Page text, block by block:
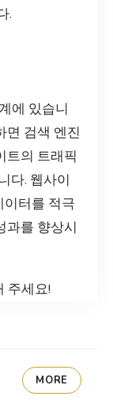
.
에 있습니
면 검색 엔진
트의 트래픽
다. 웹사이
터를 적극
과를 향상시
주세요!
MORE